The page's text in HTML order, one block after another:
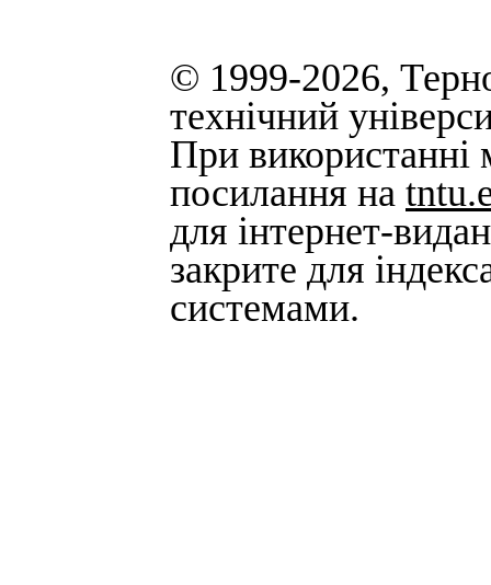
© 1999-2026,
технічний
При використанні
посилання на
для інтернет-
закрите для
системами.